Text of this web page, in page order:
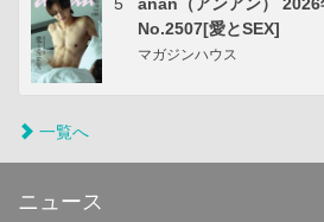
No.2507[愛とSEX]
マガジンハウス
一覧へ
ニュース